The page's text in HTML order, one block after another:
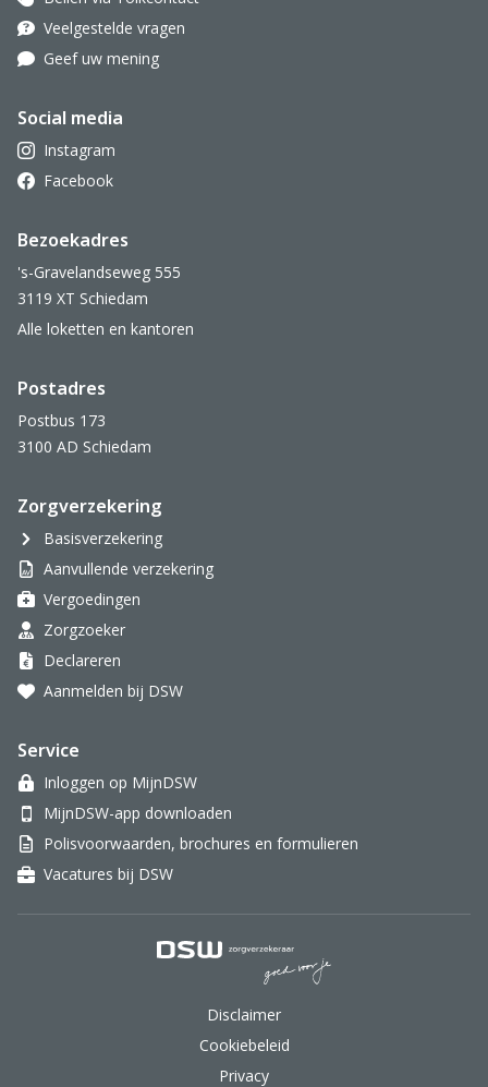
Oor met hoortoestel
Veelgestelde vragen
Geef uw mening
Social media
Instagram
Facebook
Bezoekadres
's-Gravelandseweg 555
3119 XT Schiedam
Alle loketten en kantoren
Postadres
Postbus 173
3100 AD Schiedam
Zorgverzekering
Basisverzekering
Aanvullende verzekering
Vergoedingen
Zorgzoeker
Declareren
Aanmelden bij DSW
Service
Inloggen op MijnDSW
MijnDSW-app downloaden
Polisvoorwaarden, brochures en formulieren
Vacatures bij DSW
Disclaimer
Cookiebeleid
Privacy